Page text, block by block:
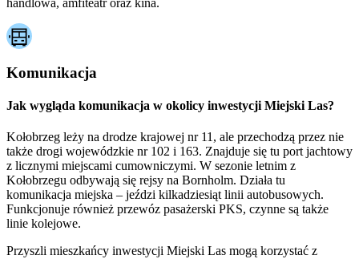
handlowa, amfiteatr oraz kina.
Komunikacja
Jak wygląda komunikacja w okolicy inwestycji Miejski Las?
Kołobrzeg leży na drodze krajowej nr 11, ale przechodzą przez nie
także drogi wojewódzkie nr 102 i 163. Znajduje się tu port jachtowy
z licznymi miejscami cumowniczymi. W sezonie letnim z
Kołobrzegu odbywają się rejsy na Bornholm. Działa tu
komunikacja miejska – jeździ kilkadziesiąt linii autobusowych.
Funkcjonuje również przewóz pasażerski PKS, czynne są także
linie kolejowe.
Przyszli mieszkańcy inwestycji Miejski Las mogą korzystać z